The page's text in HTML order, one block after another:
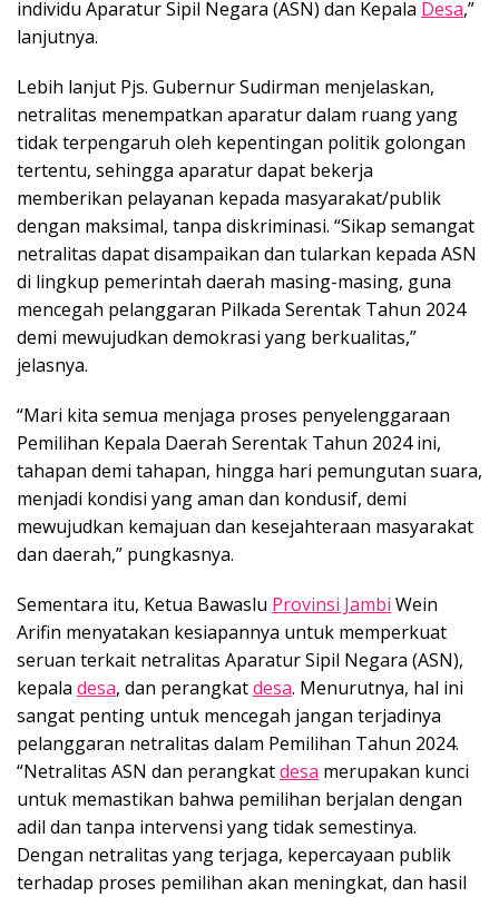
individu Aparatur Sipil Negara (ASN) dan Kepala Desa,”
lanjutnya.
Lebih lanjut Pjs. Gubernur Sudirman menjelaskan,
netralitas menempatkan aparatur dalam ruang yang
tidak terpengaruh oleh kepentingan politik golongan
tertentu, sehingga aparatur dapat bekerja
memberikan pelayanan kepada masyarakat/publik
dengan maksimal, tanpa diskriminasi. “Sikap semangat
netralitas dapat disampaikan dan tularkan kepada ASN
di lingkup pemerintah daerah masing-masing, guna
mencegah pelanggaran Pilkada Serentak Tahun 2024
demi mewujudkan demokrasi yang berkualitas,”
jelasnya.
“Mari kita semua menjaga proses penyelenggaraan
Pemilihan Kepala Daerah Serentak Tahun 2024 ini,
tahapan demi tahapan, hingga hari pemungutan suara,
menjadi kondisi yang aman dan kondusif, demi
mewujudkan kemajuan dan kesejahteraan masyarakat
dan daerah,” pungkasnya.
Sementara itu, Ketua Bawaslu Provinsi Jambi Wein
Arifin menyatakan kesiapannya untuk memperkuat
seruan terkait netralitas Aparatur Sipil Negara (ASN),
kepala desa, dan perangkatdesa. Menurutnya, hal ini
sangat penting untuk mencegah jangan terjadinya
pelanggaran netralitas dalam Pemilihan Tahun 2024.
“Netralitas ASN dan perangkatdesa merupakan kunci
untuk memastikan bahwa pemilihan berjalan dengan
adil dan tanpa intervensi yang tidak semestinya.
Dengan netralitas yang terjaga, kepercayaan publik
terhadap proses pemilihan akan meningkat, dan hasil